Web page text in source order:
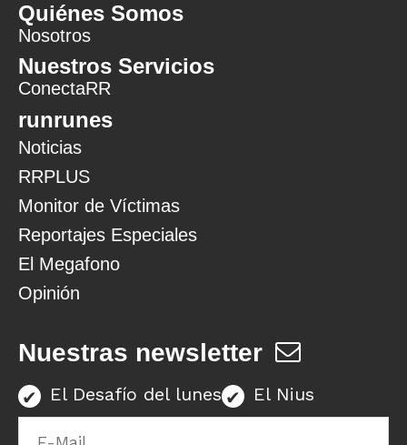
Quiénes Somos
Nosotros
Nuestros Servicios
ConectaRR
runrunes
Noticias
RRPLUS
Monitor de Víctimas
Reportajes Especiales
El Megafono
Opinión
Nuestras newsletter
El Desafío del lunes El Nius